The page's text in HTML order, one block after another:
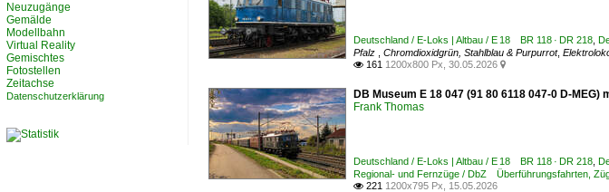
Deutschland / E-Loks | Altbau / E 18 BR 118 · DR 218
Pfalz
Chromdioxidgrün, Stahlblau & Purpurrot,
 161 1200x800 Px, 30.05.2026 
DB Museum E 18 047 (91 80 6118 047-0 D-
Frank Thomas
Deutschland / E-Loks | Altbau / E 18 BR 118 · DR 218
Regional- und Fernzüge / DbZ Überführungsfahrten,
 221 1200x795 Px, 15.05.2026
Neuzugänge
Gemälde
Modellbahn
Virtual Reality
Gemischtes
Fotostellen
Zeitachse
Datenschutzerklärung